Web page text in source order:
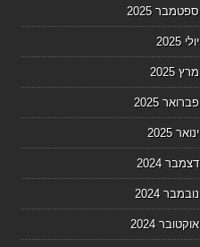
ספטמבר 2025
יולי 2025
מרץ 2025
פברואר 2025
ינואר 2025
דצמבר 2024
נובמבר 2024
אוקטובר 2024